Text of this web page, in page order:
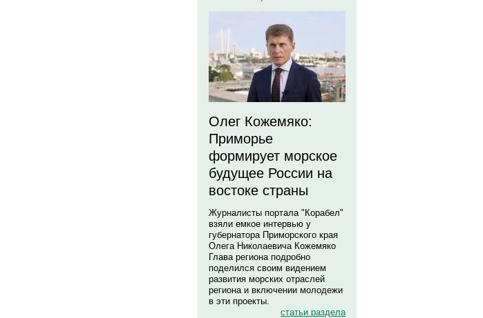
Олег Кожемяко:
Приморье
формирует морское
будущее России на
востоке страны
Журналисты портала "Корабел"
взяли емкое интервью у
губернатора Приморского края
Олега Николаевича Кожемяко
Глава региона подробно
поделился своим видением
развития морских отраслей
региона и включении молодежи
в эти проекты.
статьи раздела